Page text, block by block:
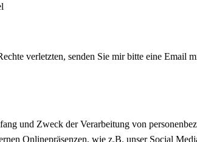
verletzten, senden Sie mir bitte eine
und Zweck der Verarbeitung von
Onlinepräsenzen, wie z.B. unser Social